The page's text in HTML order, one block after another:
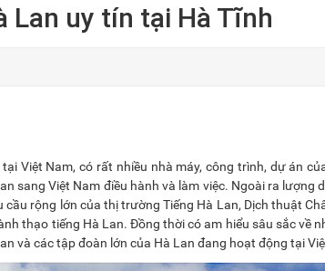
Lan uy tín tại Hà Tĩnh
Việt Nam, có rất nhiều nhà máy, công trình, dự án
sang Việt Nam điều hành và làm việc. Ngoài ra lượng
rộng lớn của thị trường Tiếng Hà Lan, Dịch thuật
thạo tiếng Hà Lan. Đồng thời có am hiểu sâu sắc về
và các tập đoàn lớn của Hà Lan đang hoạt động tại